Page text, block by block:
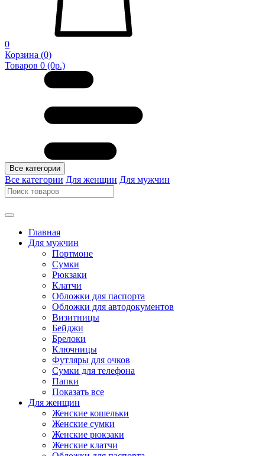
0
Корзина (0)
Товаров 0 (0р.)
Все категории
Все категории Для женщин Для мужчин
Главная
Для мужчин
Портмоне
Сумки
Рюкзаки
Клатчи
Обложки для паспорта
Обложки для автодокументов
Визитницы
Бейджи
Брелоки
Ключницы
Футляры для очков
Сумки для телефона
Папки
Показать все
Для женщин
Женские кошельки
Женские сумки
Женские рюкзаки
Женские клатчи